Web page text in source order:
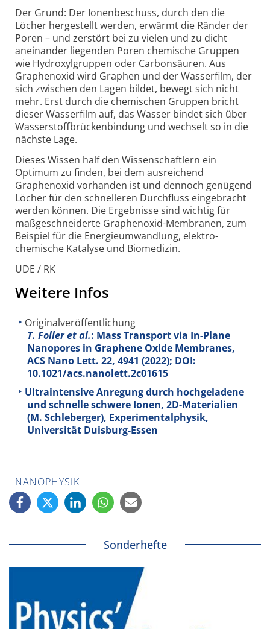
Der Grund: Der Ionenbeschuss, durch den die
Löcher hergestellt werden, erwärmt die Ränder der
Poren – und zerstört bei zu vielen und zu dicht
aneinander liegenden Poren chemische Gruppen
wie Hydroxyl­gruppen oder Carbon­säuren. Aus
Graphenoxid wird Graphen und der Wasserfilm, der
sich zwischen den Lagen bildet, bewegt sich nicht
mehr. Erst durch die chemischen Gruppen bricht
dieser Wasserfilm auf, das Wasser bindet sich über
Wasser­stoff­brücken­bindung und wechselt so in die
nächste Lage.
Dieses Wissen half den Wissen­schaftlern ein
Optimum zu finden, bei dem ausreichend
Graphenoxid vorhanden ist und dennoch genügend
Löcher für den schnelleren Durchfluss eingebracht
werden können. Die Ergebnisse sind wichtig für
maßge­schneiderte Graphenoxid-Membranen, zum
Beispiel für die Energie­umwandlung, elektro­
chemische Katalyse und Biomedizin.
UDE / RK
Weitere Infos
Originalveröffentlichung
T. Foller et al.: Mass Transport via In-Plane
Nanopores in Graphene Oxide Membranes,
ACS Nano Lett. 22, 4941 (2022); DOI:
10.1021/acs.nanolett.2c01615
Ultraintensive Anregung durch hochgeladene
und schnelle schwere Ionen, 2D-Materialien
(M. Schleberger), Experimentalphysik,
Universität Duisburg-Essen
NANOPHYSIK
Sonderhefte